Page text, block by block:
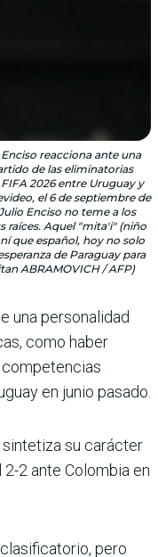
reacciona ante una
de las eliminatorias
2026 entre Uruguay y
el 6 de septiembre de
Enciso no teme a los
raíces. Aquel "mita'i" (niño
que español, hoy no solo
de Paraguay para
ABRAMOVICH / AFP)
una personalidad
como haber
competencias
en junio pasado.
su carácter
2 ante Colombia en
pero